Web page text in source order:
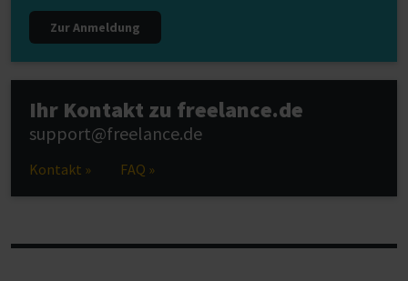
Zur Anmeldung
Ihr Kontakt zu freelance.de
support@freelance.de
Kontakt » FAQ »